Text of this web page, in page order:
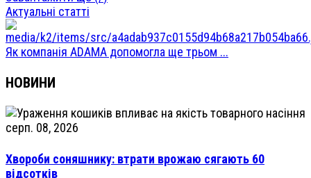
Актуальні статті
Як компанія ADAMA допомогла ще трьом ...
НОВИНИ
серп. 08, 2026
Хвороби соняшнику: втрати врожаю сягають 60
відсотків